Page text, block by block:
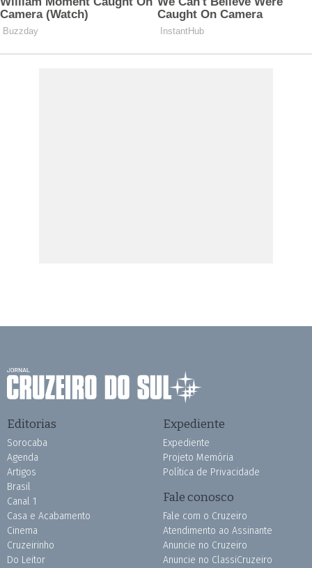
Editorias
Sorocaba
Agenda
Artigos
Brasil
Canal 1
Casa e Acabamento
Cinema
Cruzeirinho
Do Leitor
Expediente
Expediente
Projeto Memória
Política de Privacidade
Fale conosco
Fale com o Cruzeiro
Atendimento ao Assinante
Anuncie no Cruzeiro
Anuncie no ClassiCruzeiro